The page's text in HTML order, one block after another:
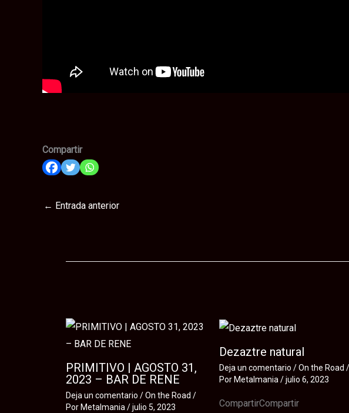
Compartir
← Entrada anterior
PRIMITIVO | AGOSTO 31,
2023 – BAR DE RENE
Deja un comentario /On the Road /
Por Metalmania/julio 5, 2023
Dezaztre natural
Deja un comentario /On the Road /
Por Metalmania/julio 6, 2023
CompartirCompartir